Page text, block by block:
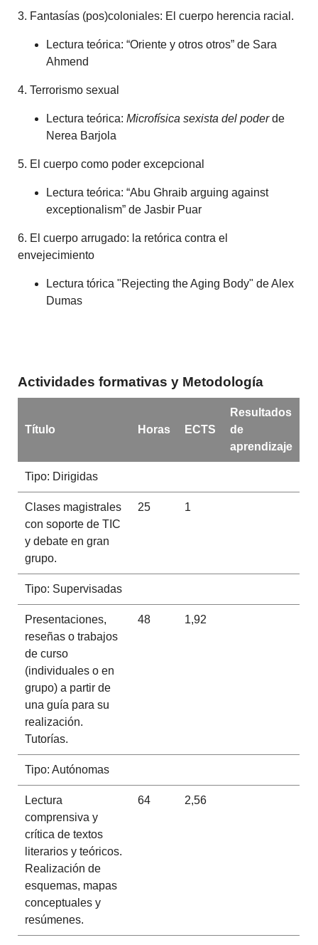
3. Fantasías (pos)coloniales: El cuerpo herencia racial.
Lectura teórica: “Oriente y otros otros” de Sara
Ahmend
4. Terrorismo sexual
Lectura teórica:Microfísica sexista del poderde
Nerea Barjola
5. El cuerpo como poder excepcional
Lectura teórica: “Abu Ghraib arguing against
exceptionalism” de Jasbir Puar
6. El cuerpo arrugado: la retórica contra el
envejecimiento
Lectura tórica "Rejecting the Aging Body" de Alex
Dumas
Actividades formativas y Metodología
Título Horas ECTS
Resultados
de
aprendizaje
Tipo: Dirigidas
Clases magistrales
con soporte de TIC
y debate en gran
grupo.
25 1
Tipo: Supervisadas
Presentaciones,
reseñas o trabajos
de curso
(individuales o en
grupo) a partir de
una guía para su
realización.
Tutorías.
48 1,92
Tipo: Autónomas
Lectura
comprensiva y
crítica de textos
literarios y teóricos.
Realización de
esquemas, mapas
conceptuales y
resúmenes.
64 2,56